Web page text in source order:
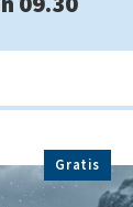
Gratis